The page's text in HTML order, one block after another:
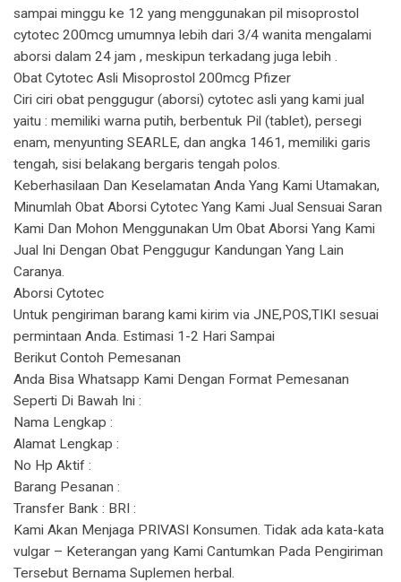
sampai minggu ke 12 yang menggunakan pil misoprostol
cytotec 200mcg umumnya lebih dari 3/4 wanita mengalami
aborsi dalam 24 jam , meskipun terkadang juga lebih .
Obat Cytotec Asli Misoprostol 200mcg Pfizer
Ciri ciri obat penggugur (aborsi) cytotec asli yang kami jual
yaitu : memiliki warna putih, berbentuk Pil (tablet), persegi
enam, menyunting SEARLE, dan angka 1461, memiliki garis
tengah, sisi belakang bergaris tengah polos.
Keberhasilaan Dan Keselamatan Anda Yang Kami Utamakan,
Minumlah Obat Aborsi Cytotec Yang Kami Jual Sensuai Saran
Kami Dan Mohon Menggunakan Um Obat Aborsi Yang Kami
Jual Ini Dengan Obat Penggugur Kandungan Yang Lain
Caranya.
Aborsi Cytotec
Untuk pengiriman barang kami kirim via JNE,POS,TIKI sesuai
permintaan Anda. Estimasi 1-2 Hari Sampai
Berikut Contoh Pemesanan
Anda Bisa Whatsapp Kami Dengan Format Pemesanan
Seperti Di Bawah Ini :
Nama Lengkap :
Alamat Lengkap :
No Hp Aktif :
Barang Pesanan :
Transfer Bank : BRI :
Kami Akan Menjaga PRIVASI Konsumen. Tidak ada kata-kata
vulgar – Keterangan yang Kami Cantumkan Pada Pengiriman
Tersebut Bernama Suplemen herbal.